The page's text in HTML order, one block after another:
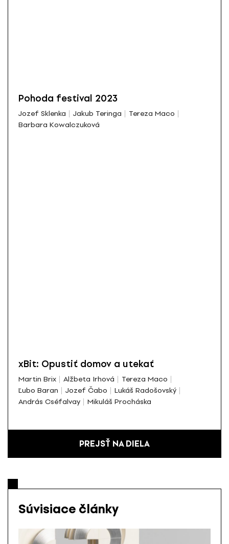
Pohoda festival 2023
Jozef Sklenka Jakub Teringa
Tereza Maco
Barbara Kowalczuková
xBit: Opustiť domov a utekať
Martin Brix Alžbeta Irhová
Tereza Maco
Ľubo Baran
Jozef Čabo
Lukáš Radošovský
András Cséfalvay
Mikuláš Procháska
PREJSŤ NA DIELA
Súvisiace články